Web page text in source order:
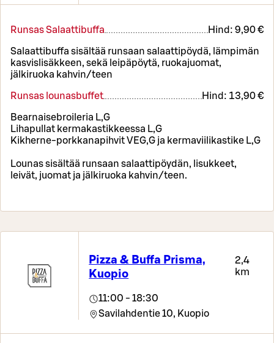
Runsas Salaattibuffa Hind: 9,90 €
Salaattibuffa sisältää runsaan salaattipöydä, lämpimän
kasvislisäkkeen, sekä leipäpöytä, ruokajuomat,
jälkiruoka kahvin/teen
Runsas lounasbuffet Hind: 13,90 €
Bearnaisebroileria L,G
Lihapullat kermakastikkeessa L,G
Kikherne-porkkanapihvit VEG,G ja kermaviilikastike L,G
Lounas sisältää runsaan salaattipöydän, lisukkeet,
leivät, juomat ja jälkiruoka kahvin/teen.
Pizza & Buffa Prisma,
Kuopio
2,4
km
11:00 - 18:30
Savilahdentie 10, Kuopio